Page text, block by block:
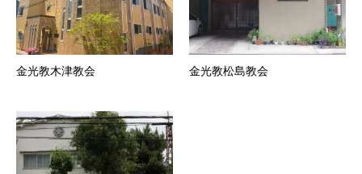
金光教木津教会 金光教松島教会